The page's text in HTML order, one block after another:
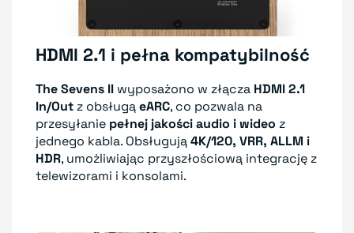
HDMI 2.1 i pełna kompatybilność
The Sevens II wyposażono w złącza HDMI 2.1
In/Out z obsługąeARC, co pozwala na
przesyłanie pełnej jakości audio i wideo z
jednego kabla. Obsługują4K/120, VRR, ALLM i
HDR, umożliwiając przyszłościową integrację z
telewizorami i konsolami.